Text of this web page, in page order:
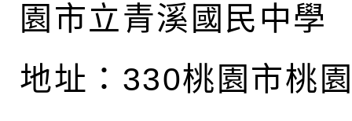
園市立青溪國民中學
地址： 330桃園市桃